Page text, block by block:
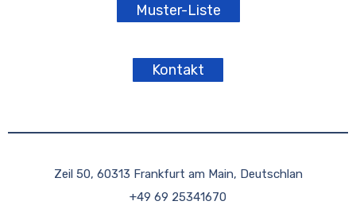
Muster-Liste
Kontakt
Zeil 50, 60313 Frankfurt am Main, Deutschlan
+49 69 25341670